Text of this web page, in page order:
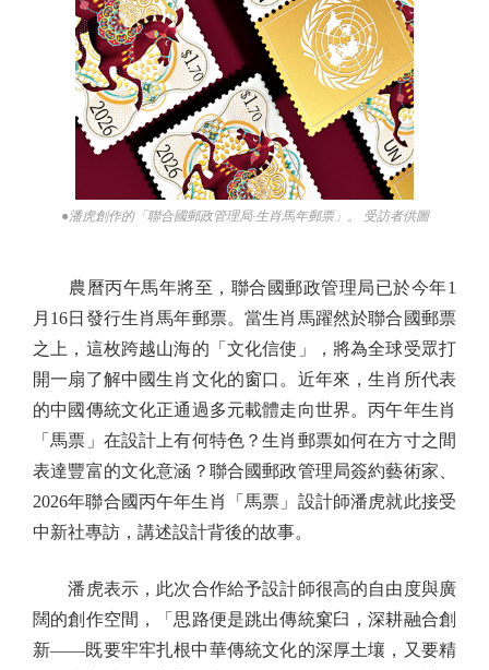
●潘虎創作的「聯合國郵政管理局·生肖馬年郵票」。 受訪者供圖
農曆丙午馬年將至，聯合國郵政管理局已於今年1
月16日發行生肖馬年郵票。當生肖馬躍然於聯合國郵票
之上，這枚跨越山海的「文化信使」，將為全球受眾打
開一扇了解中國生肖文化的窗口。近年來，生肖所代表
的中國傳統文化正通過多元載體走向世界。丙午年生肖
「馬票」在設計上有何特色？生肖郵票如何在方寸之間
表達豐富的文化意涵？聯合國郵政管理局簽約藝術家、
2026年聯合國丙午年生肖「馬票」設計師潘虎就此接受
中新社專訪，講述設計背後的故事。
潘虎表示，此次合作給予設計師很高的自由度與廣
闊的創作空間，「思路便是跳出傳統窠臼，深耕融合創
新——既要牢牢扎根中華傳統文化的深厚土壤，又要精